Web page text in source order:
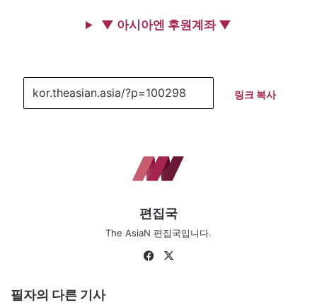
▼ 아시아엔 후원계좌 ▼
링크 복사
편집국
The AsiaN 편집국입니다.
Fa
필자의 다른 기사